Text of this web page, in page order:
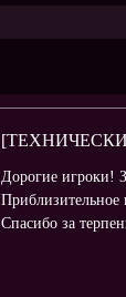
Дорогие игроки!
Спасибо за